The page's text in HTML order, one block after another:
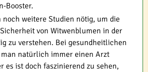
Booster.
weitere Studien nötig, um die
von Witwenblumen in der
zu verstehen. Bei gesundheitlichen
natürlich immer einen Arzt
es ist doch faszinierend zu sehen,